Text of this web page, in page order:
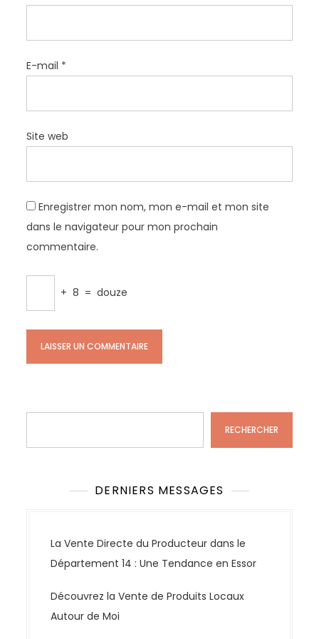
E-mail *
Site web
Enregistrer mon nom, mon e-mail et mon site
dans le navigateur pour mon prochain
commentaire.
+ 8 = douze
RECHERCHER
DERNIERS MESSAGES
La Vente Directe du Producteur dans le
Département 14 : Une Tendance en Essor
Découvrez la Vente de Produits Locaux
Autour de Moi